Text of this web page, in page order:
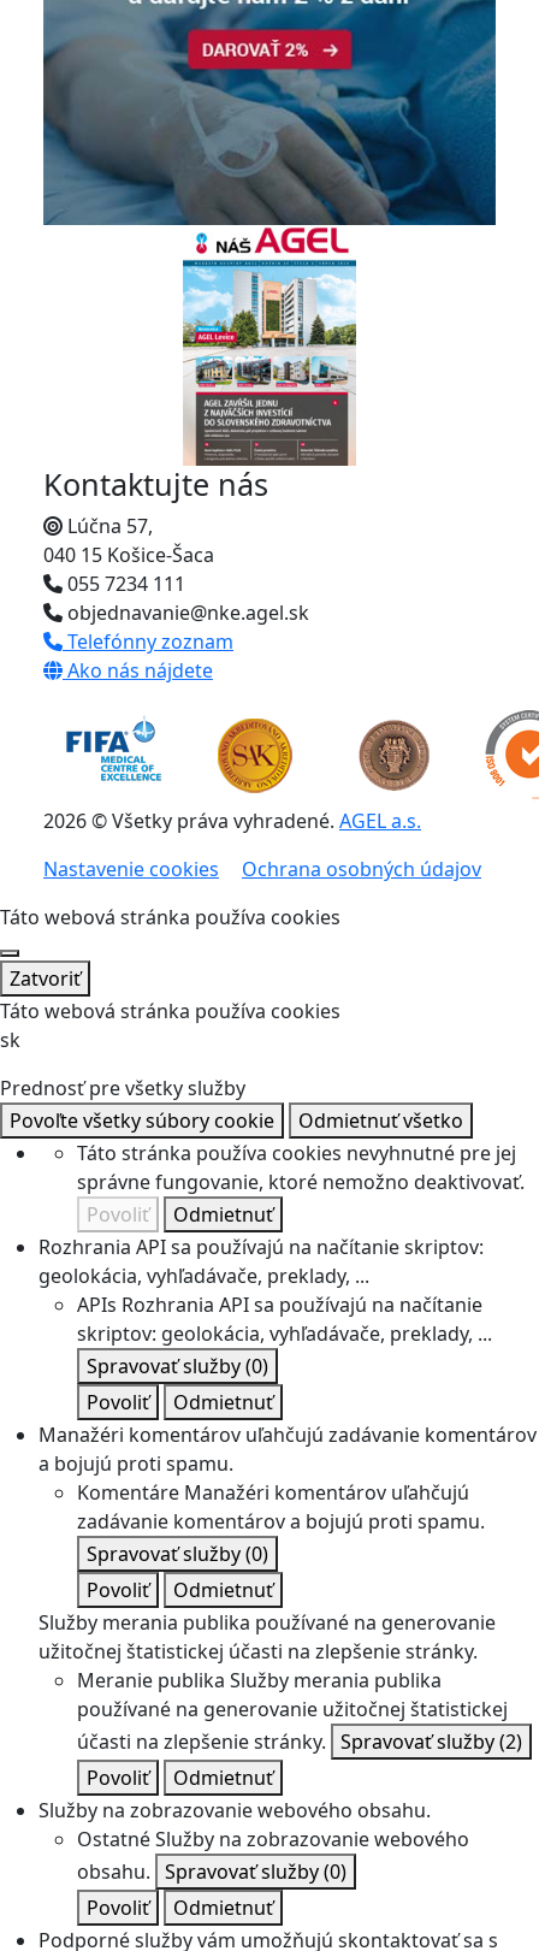
Kontaktujte nás
Lúčna 57,
040 15 Košice-Šaca
055 7234 111
objednavanie@nke.agel.sk
Telefónny zoznam
Ako nás nájdete
2026 © Všetky práva vyhradené. AGEL a.s.
Nastavenie cookies
Ochrana osobných údajov
Táto webová stránka používa cookies
Zatvoriť
Táto webová stránka používa cookies
sk
Prednosť pre všetky služby
Povoľte všetky súbory cookie
Odmietnuť všetko
Táto stránka používa cookies nevyhnutné pre jej
správne fungovanie, ktoré nemožno deaktivovať.
Povoliť
Odmietnuť
Rozhrania API sa používajú na načítanie skriptov:
geolokácia, vyhľadávače, preklady, ...
APIs Rozhrania API sa používajú na načítanie
skriptov: geolokácia, vyhľadávače, preklady, ...
Spravovať služby(0)
Povoliť
Odmietnuť
Manažéri komentárov uľahčujú zadávanie komentárov
a bojujú proti spamu.
Komentáre Manažéri komentárov uľahčujú
zadávanie komentárov a bojujú proti spamu.
Spravovať služby(0)
Povoliť
Odmietnuť
Služby merania publika používané na generovanie
užitočnej štatistickej účasti na zlepšenie stránky.
Meranie publika Služby merania publika
používané na generovanie užitočnej štatistickej
účasti na zlepšenie stránky. Spravovať služby(2)
Povoliť
Odmietnuť
Služby na zobrazovanie webového obsahu.
OstatnéSlužby na zobrazovanie webového
obsahu. Spravovať služby(0)
Povoliť
Odmietnuť
Podporné služby vám umožňujú skontaktovať sa s